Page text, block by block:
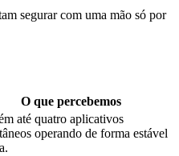
segurar com uma mão só por
O que percebemos
até quatro aplicativos
operando de forma estável